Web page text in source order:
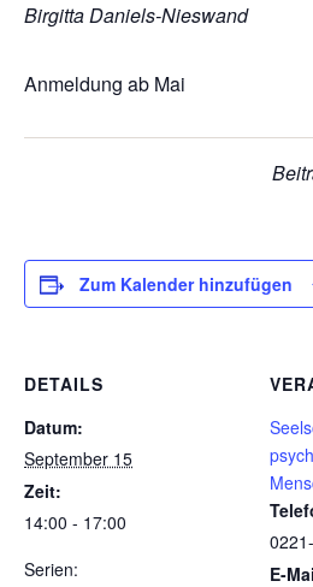
Birgitta Daniels-Nieswand
Anmeldung ab Mai
Zum Kalender hinzufügen
DETAILS
Datum:
September 15
Zeit:
14:00 - 17:00
Serien:
E-